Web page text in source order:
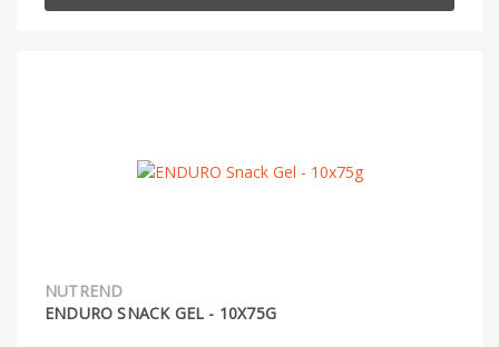
NUTREND
ENDURO SNACK GEL - 10X75G